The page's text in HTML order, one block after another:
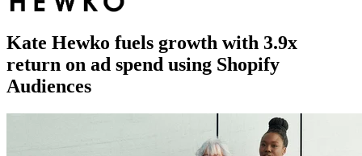
Kate Hewko fuels growth with 3.9x
return on ad spend using Shopify
Audiences